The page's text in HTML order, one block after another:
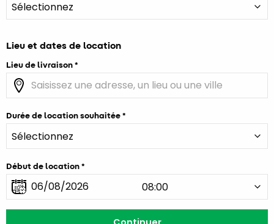
Lieu et dates de location
Lieu de livraison
Durée de location souhaitée
Début de location